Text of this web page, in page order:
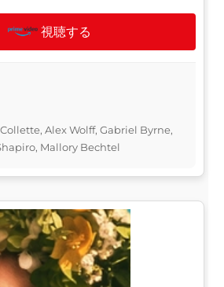
視聴する
Alex Wolff, Gabriel Byrne,
Mallory Bechtel